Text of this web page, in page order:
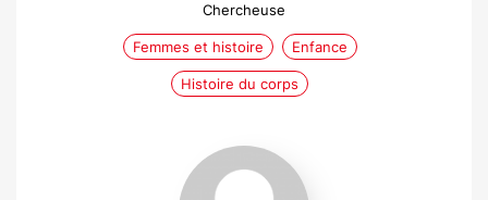
Chercheuse
Femmes et histoire Enfance
Histoire du corps
Alice
Bullard